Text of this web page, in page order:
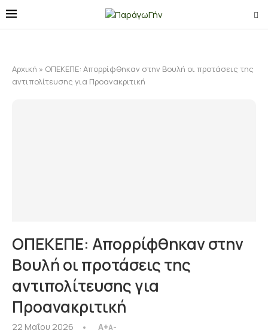
Αρχική » ΟΠΕΚΕΠΕ: Απορρίφθηκαν στην Βουλή οι προτάσεις της
αντιπολίτευσης για Προανακριτική
ΟΠΕΚΕΠΕ: Απορρίφθηκαν στην
Βουλή οι προτάσεις της
αντιπολίτευσης για
Προανακριτική
22 Μαΐου 2026 A+A-